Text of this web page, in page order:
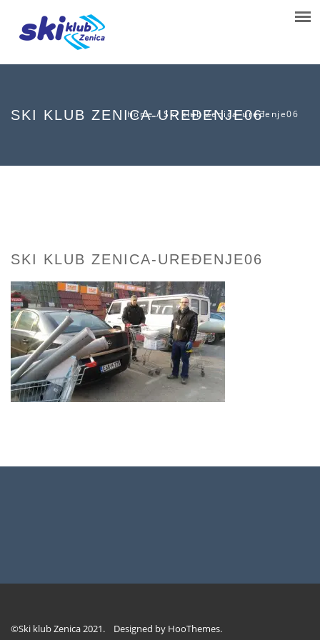
SKI KLUB ZENICA-UREĐENJE06
Home / Ski klub Zenica-uređenje06
SKI KLUB ZENICA-UREĐENJE06
©Ski klub Zenica 2021. Designed by HooThemes.